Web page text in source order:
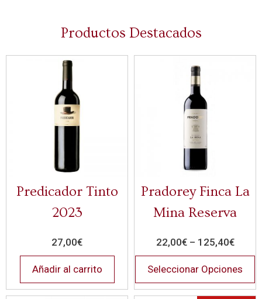
Productos Destacados
Predicador Tinto
2023
27,00€
Añadir al carrito
Pradorey Finca La
Mina Reserva
22,00€– 125,40€
Seleccionar Opciones